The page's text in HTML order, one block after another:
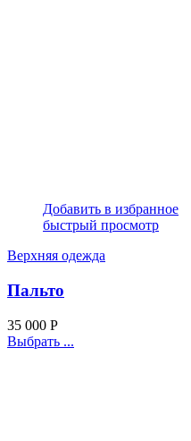
Добавить в избранное
быстрый просмотр
Верхняя одежда
Пальто
35 000 Р
Выбрать ...